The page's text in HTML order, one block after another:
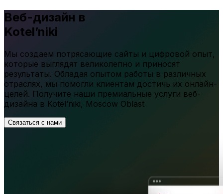
Веб-дизайн в
Kotel’niki
Мы создаем потрясающие сайты и цифровой опыт,
которые выглядят великолепно и приносят
результаты. Обладая опытом работы в различных
отраслях, мы помогли клиентам достичь их онлайн-
целей. Получите наши премиальные услуги веб-
дизайна в Kotel’niki, Moscow Oblast
Связаться с нами